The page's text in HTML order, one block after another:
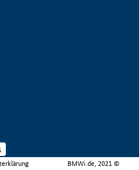
BMWi.de, 2021 ©